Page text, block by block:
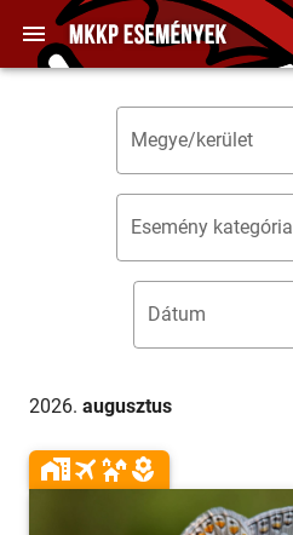
Megye/kerület
Esemény kategória
Dátum
2026. augusztus